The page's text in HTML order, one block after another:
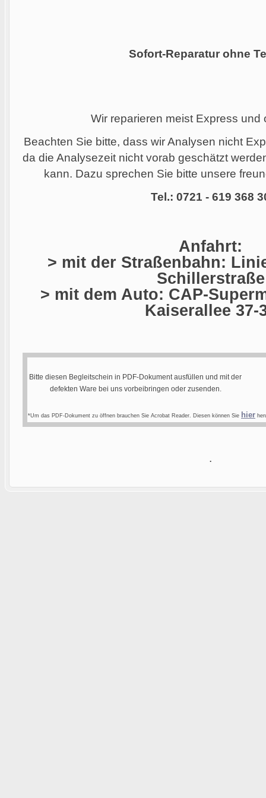
Sofort-Reparatur ohne
Wir reparieren meist Express und
Beachten Sie bitte, dass wir Analysen nicht
da die Analysezeit nicht vorab geschätzt
kann. Dazu sprechen Sie bitte unsere
Tel.: 0721 - 619 368
Anfahrt:
> mit der Straßenbahn:
Schillerstraße
> mit dem Auto: CAP-
Kaiserallee 37-
Bitte diesen Begleitschein in PDF-Dokument ausfüllen und mit der
defekten Ware bei uns vorbeibringen oder zusenden.
*Um das PDF-Dokument zu öffnen brauchen Sie Acrobat Reader. Diesen können Sie hier
.